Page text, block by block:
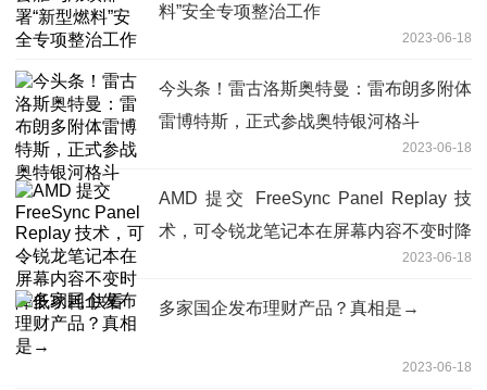
料”安全专项整治工作
2023-06-18
今头条！雷古洛斯奥特曼：雷布朗多附体
雷博特斯，正式参战奥特银河格斗
2023-06-18
AMD 提交 FreeSync Panel Replay 技
术，可令锐龙笔记本在屏幕内容不变时降
2023-06-18
多家国企发布理财产品？真相是→
2023-06-18